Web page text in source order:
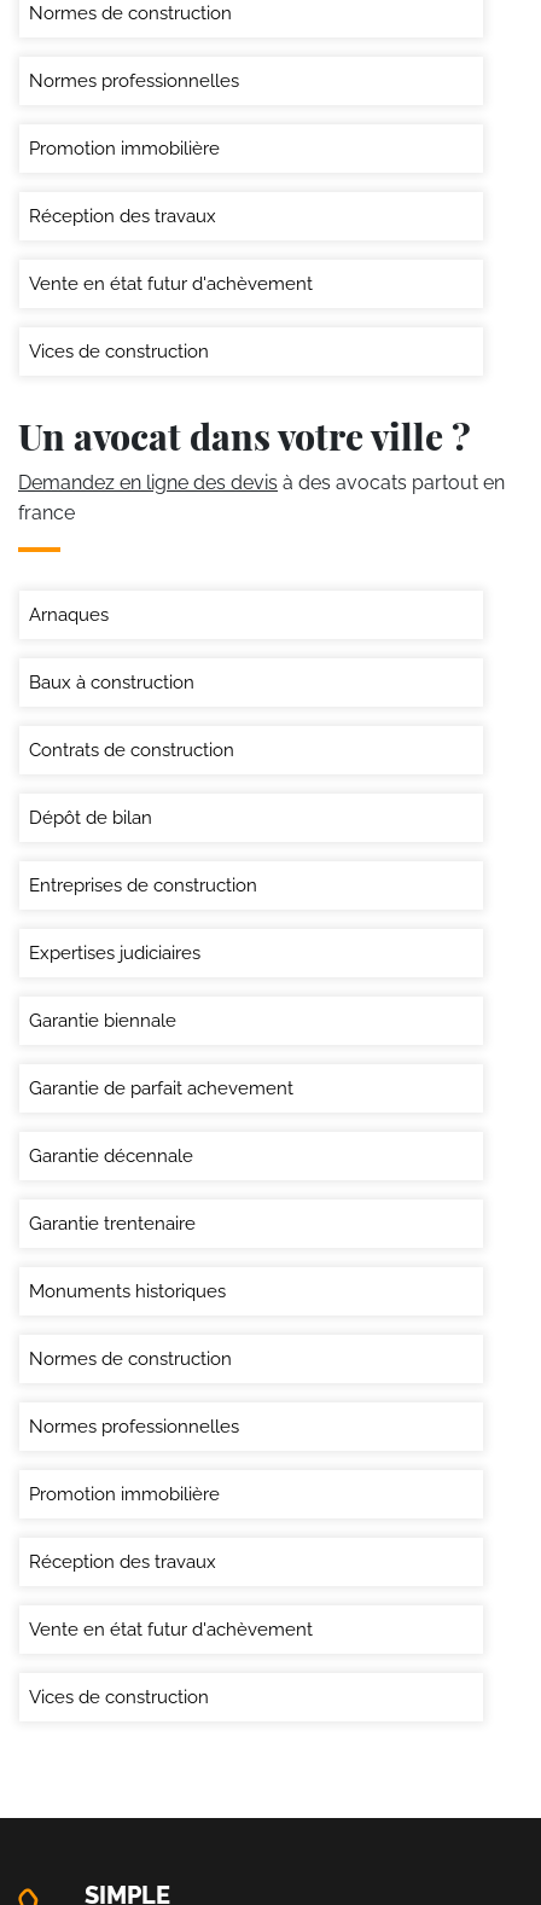
Normes de construction
Normes professionnelles
Promotion immobilière
Réception des travaux
Vente en état futur d'achèvement
Vices de construction
Un avocat dans votre ville ?
Demandez en ligne des devis à des avocats partout en
france
Arnaques
Baux à construction
Contrats de construction
Dépôt de bilan
Entreprises de construction
Expertises judiciaires
Garantie biennale
Garantie de parfait achevement
Garantie décennale
Garantie trentenaire
Monuments historiques
Normes de construction
Normes professionnelles
Promotion immobilière
Réception des travaux
Vente en état futur d'achèvement
Vices de construction
SIMPLE